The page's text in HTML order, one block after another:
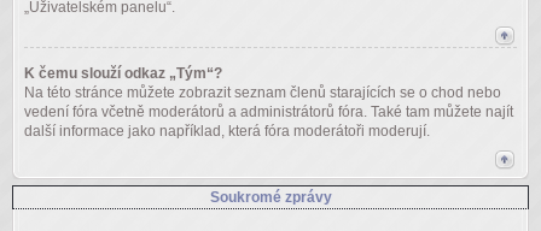
„Uživatelském panelu“.
K čemu slouží odkaz „Tým“?
Na této stránce můžete zobrazit seznam členů starajících se o chod nebo
vedení fóra včetně moderátorů a administrátorů fóra. Také tam můžete najít
další informace jako například, která fóra moderátoři moderují.
Soukromé zprávy